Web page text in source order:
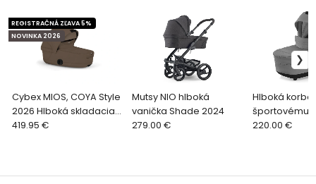
Cybex MIOS, COYA Style
2026 Hlboká skladacia
vanička - Coconut
REGISTRAČNÁ ZĽAVA 5%
NOVINKA 2026
419.95 €
Mutsy NIO hlboká
vanička Shade 2024
279.00 €
Hlboká korba
športovému
Move XL 5,
220.00 €